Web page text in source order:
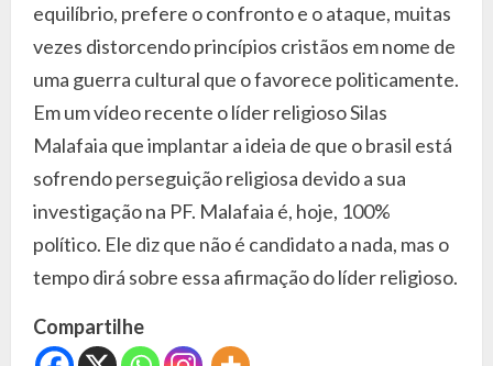
equilíbrio, prefere o confronto e o ataque, muitas
vezes distorcendo princípios cristãos em nome de
uma guerra cultural que o favorece politicamente.
Em um vídeo recente o líder religioso Silas
Malafaia que implantar a ideia de que o brasil está
sofrendo perseguição religiosa devido a sua
investigação na PF. Malafaia é, hoje, 100%
político. Ele diz que não é candidato a nada, mas o
tempo dirá sobre essa afirmação do líder religioso.
Compartilhe